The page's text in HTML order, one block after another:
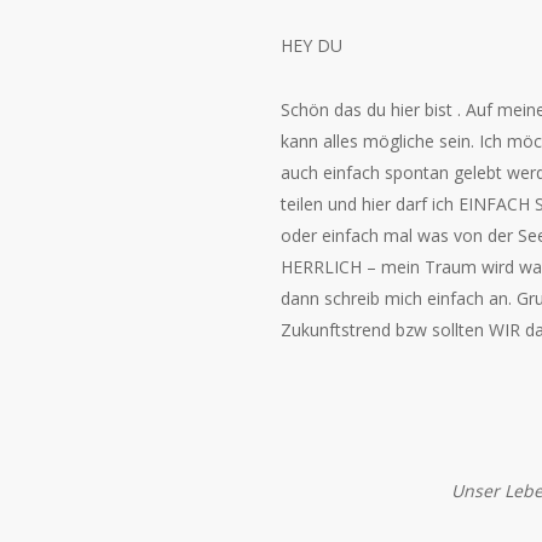
HEY DU
Schön das du hier bist . Auf
kann alles mögliche sein. Ich
auch einfach spontan gelebt
teilen und hier darf ich EINFACH
oder einfach mal was von der
HERRLICH – mein Traum wird
dann schreib mich einfach an.
Zukunftstrend bzw sollten WIR
Unser